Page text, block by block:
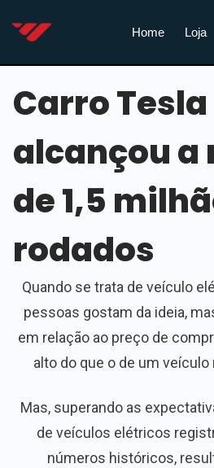
Home Loja
Carro Tesla
alcançou a
de 1,5
rodados
Quando se trata de veículo
pessoas gostam da ideia,
em relação ao preço de
alto do que o de um veículo
Mas, superando as
de veículos elétricos
números históricos,